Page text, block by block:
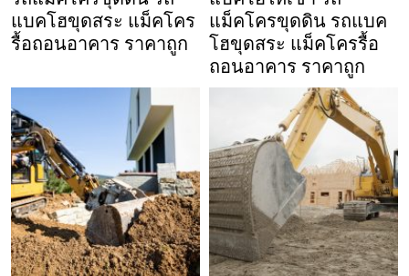
แบคโฮขุดสระ แม็คโคร
รื้อถอนอาคาร ราคาถูก
แม็คโครขุดดิน รถแบค
โฮขุดสระ แม็คโครรื้อ
ถอนอาคาร ราคาถูก